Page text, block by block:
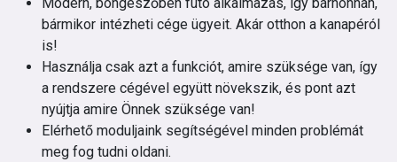
bármikor intézheti cége ügyeit. Akár otthon a kanapéról
is!
Használja csak azt a funkciót, amire szüksége van, így
a rendszere cégével együtt növekszik, és pont azt
nyújtja amire Önnek szüksége van!
Elérhető moduljaink segítségével minden problémát
meg fog tudni oldani.